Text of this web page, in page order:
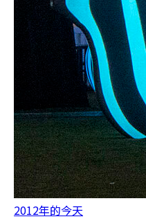
2012年的今天